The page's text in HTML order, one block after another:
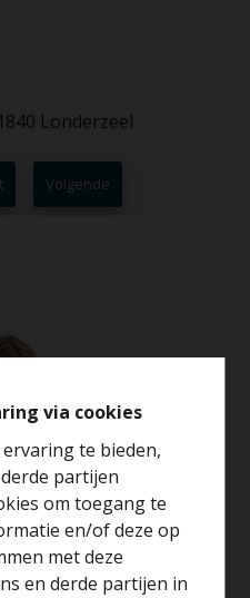
via cookies
te bieden,
partijen
om toegang te
en/of deze op
met deze
en derde partijen in
Londerzeel
Volgende